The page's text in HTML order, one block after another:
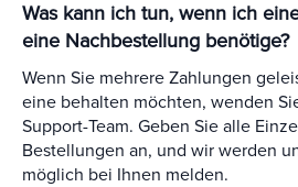
Was kann ich tun, wenn ich
eine Nachbestellung benötige?
Wenn Sie mehrere Zahlungen
eine behalten möchten, wenden
Support-Team. Geben Sie alle
Bestellungen an, und wir werden
möglich bei Ihnen melden.